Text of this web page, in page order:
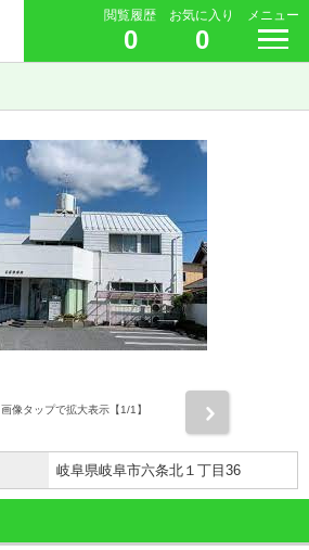
閲覧履歴
0
お気に入り
0
メニュー
画像タップで拡大表示【1/1】
岐阜県岐阜市六条北１丁目36